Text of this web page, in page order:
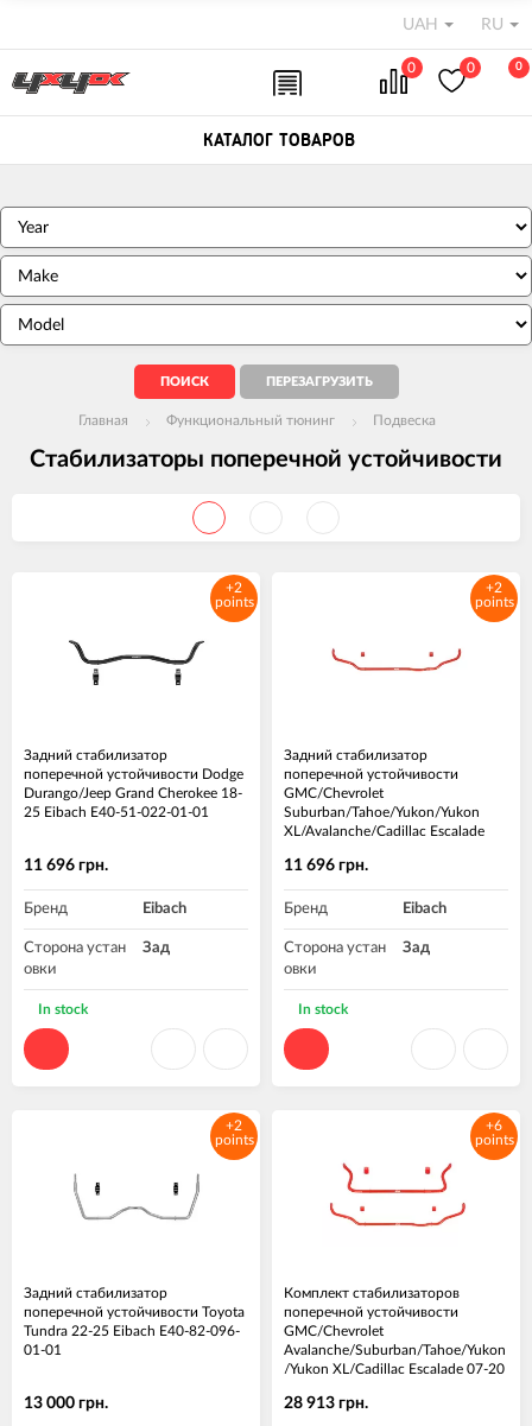
UAH RU
0 0 0
КАТАЛОГ ТОВАРОВ
Главная Функциональный тюнинг Подвеска
Стабилизаторы поперечной устойчивости
+2
points
Задний стабилизатор
поперечной устойчивости Dodge
Durango/Jeep Grand Cherokee 18-
25 Eibach E40-51-022-01-01
11 696 грн.
Бренд Eibach
Сторона устан
овки
Зад
In stock
+2
points
Задний стабилизатор
поперечной устойчивости
GMC/Chevrolet
Suburban/Tahoe/Yukon/Yukon
XL/Avalanche/Cadillac Escalade
11 696 грн.
Бренд Eibach
Сторона устан
овки
Зад
In stock
+2
points
Задний стабилизатор
поперечной устойчивости Toyota
Tundra 22-25 Eibach E40-82-096-
01-01
13 000 грн.
+6
points
Комплект стабилизаторов
поперечной устойчивости
GMC/Chevrolet
Avalanche/Suburban/Tahoe/Yukon
/Yukon XL/Cadillac Escalade 07-20
28 913 грн.